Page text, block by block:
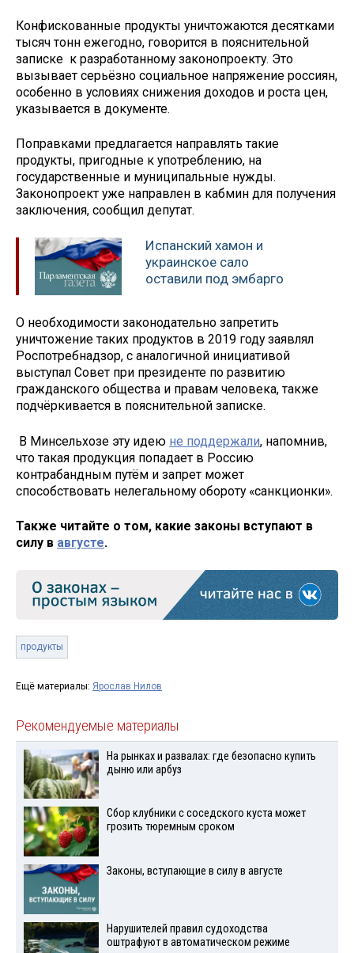
Конфискованные продукты уничтожаются десятками
тысяч тонн ежегодно, говорится в пояснительной
записке к разработанному законопроекту. Это
вызывает серьёзно социальное напряжение россиян,
особенно в условиях снижения доходов и роста цен,
указывается в документе.
Поправками предлагается направлять такие
продукты, пригодные к употреблению, на
государственные и муниципальные нужды.
Законопроект уже направлен в кабмин для получения
заключения, сообщил депутат.
Испанский хамон и
украинское сало
оставили под эмбарго
О необходимости законодательно запретить
уничтожение таких продуктов в 2019 году заявлял
Роспотребнадзор, с аналогичной инициативой
выступал Совет при президенте по развитию
гражданского общества и правам человека, также
подчёркивается в пояснительной записке.
В Минсельхозе эту идею не поддержали, напомнив,
что такая продукция попадает в Россию
контрабандным путём и запрет может
способствовать нелегальному обороту «санкционки».
Также читайте о том, какие законы вступают в
силу в августе.
продукты
Ещё материалы: Ярослав Нилов
Рекомендуемые материалы
На рынках и развалах: где безопасно купить
дыню или арбуз
Сбор клубники с соседского куста может
грозить тюремным сроком
Законы, вступающие в силу в августе
Нарушителей правил судоходства
оштрафуют в автоматическом режиме